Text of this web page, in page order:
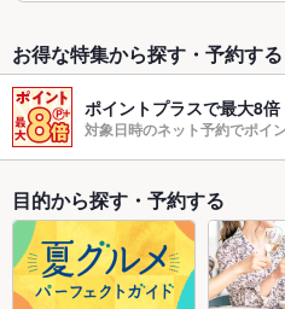
お得な特集から探す・予約する
ポイントプラスで最大8倍
対象日時のネット予約でポイ
目的から探す・予約する